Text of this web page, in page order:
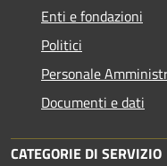
Enti e fondazioni
Politici
Personale
Documenti e dati
CATEGORIE DI SERVIZIO